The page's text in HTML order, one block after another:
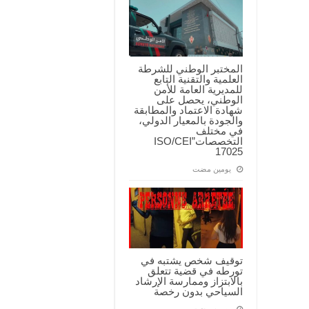
المختبر الوطني للشرطة
العلمية والتقنية التابع
للمديرية العامة للأمن
الوطني، يحصل على
شهادة الاعتماد والمطابقة
والجودة بالمعيار الدولي،
في مختلف
التخصصات”ISO/CEI
17025
‏يومين مضت
توقيف شخص يشتبه في
تورطه في قضية تتعلق
بالابتزاز وممارسة الإرشاد
السياحي بدون رخصة